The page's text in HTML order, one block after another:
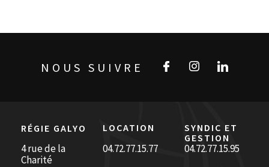
NOUS SUIVRE
RÉGIE GALYO LOCATION
SYNDIC ET
GESTION
4 rue de la
Charité
04.72.77.15.77 04.72.77.15.95